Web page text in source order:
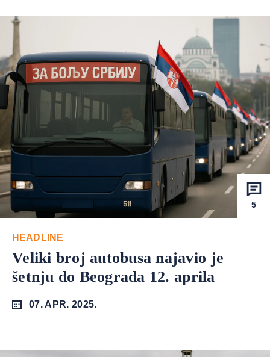
5
HEADLINE
Veliki broj autobusa najavio je
šetnju do Beograda 12. aprila
07. APR. 2025.